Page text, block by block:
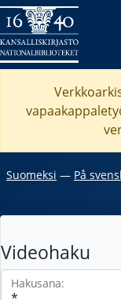
Suomeksi ― På
Videohaku
Hakusana: